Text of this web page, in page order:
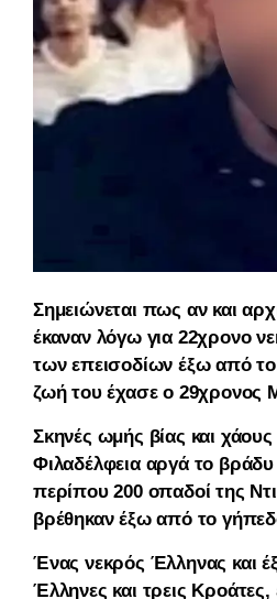
Σημειώνεται πως αν και
έκαναν λόγω για 22χρονο
των επεισοδίων έξω από
ζωή του έχασε ο 29χρονος
Σκηνές ωμής βίας και
Φιλαδέλφεια αργά το
περίπου 200 οπαδοί της
βρέθηκαν έξω από το
Ένας νεκρός Έλληνας και
Έλληνες και τρεις